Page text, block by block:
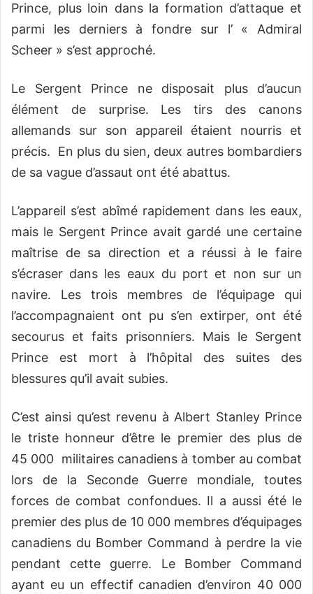
Prince, plus loin dans la formation d’attaque et
parmi les derniers à fondre sur l’ « Admiral
Scheer » s’est approché.
Le Sergent Prince ne disposait plus d’aucun
élément de surprise. Les tirs des canons
allemands sur son appareil étaient nourris et
précis. En plus du sien, deux autres bombardiers
de sa vague d’assaut ont été abattus.
L’appareil s’est abîmé rapidement dans les eaux,
mais le Sergent Prince avait gardé une certaine
maîtrise de sa direction et a réussi à le faire
s’écraser dans les eaux du port et non sur un
navire. Les trois membres de l’équipage qui
l’accompagnaient ont pu s’en extirper, ont été
secourus et faits prisonniers. Mais le Sergent
Prince est mort à l’hôpital des suites des
blessures qu’il avait subies.
C’est ainsi qu’est revenu à Albert Stanley Prince
le triste honneur d’être le premier des plus de
45 000 militaires canadiens à tomber au combat
lors de la Seconde Guerre mondiale, toutes
forces de combat confondues. Il a aussi été le
premier des plus de 10 000 membres d’équipages
canadiens du Bomber Command à perdre la vie
pendant cette guerre. Le Bomber Command
ayant eu un effectif canadien d’environ 40 000